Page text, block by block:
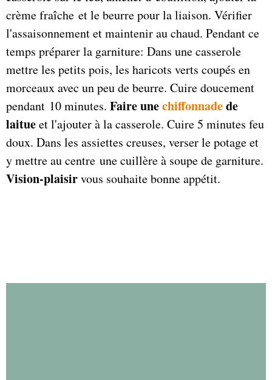
crème fraîche et le beurre pour la liaison. Vérifier
l'assaisonnement et maintenir au chaud. Pendant ce
temps préparer la garniture: Dans une casserole
mettre les petits pois, les haricots verts coupés en
morceaux avec un peu de beurre. Cuire doucement
pendant 10 minutes. Faire unechiffonnadede
laitueet l'ajouter à la casserole. Cuire 5 minutes feu
doux. Dans les assiettes creuses, verser le potage et
y mettre au centre une cuillère à soupe de garniture.
Vision-plaisirvous souhaite bonne appétit.